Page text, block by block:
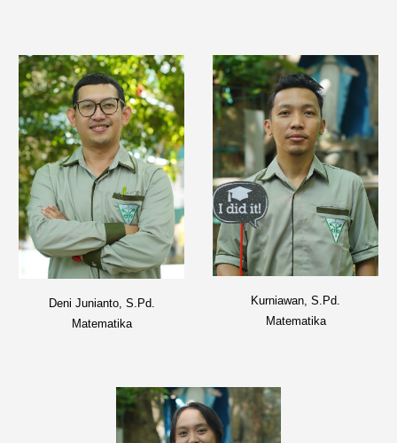
Deni Junianto, S.Pd.
Matematika
Kurniawan, S.Pd.
Matematika